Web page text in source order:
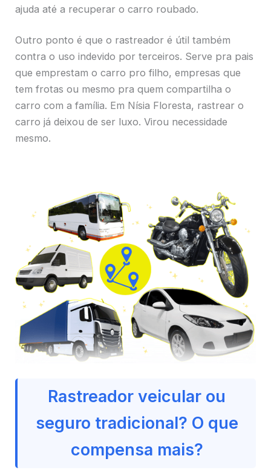
ajuda até a recuperar o carro roubado.
Outro ponto é que o rastreador é útil também
contra o uso indevido por terceiros. Serve pra pais
que emprestam o carro pro filho, empresas que
tem frotas ou mesmo pra quem compartilha o
carro com a família. Em Nísia Floresta, rastrear o
carro já deixou de ser luxo. Virou necessidade
mesmo.
Rastreador veicular ou
seguro tradicional? O que
compensa mais?